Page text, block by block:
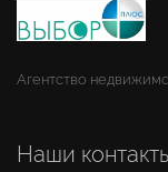
Агентство
Наши